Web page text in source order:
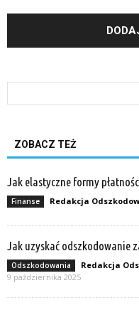
ZOBACZ TEŻ
Jak elastyczne formy
Finanse Redakcja
Jak uzyskać odszkodowanie
Odszkodowania Redakcja
9 października 2025